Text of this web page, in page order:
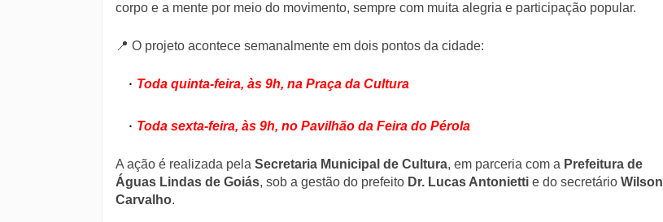
corpo e a mente por meio do movimento, sempre com muita alegria e participação popular.
📍 O projeto acontece semanalmente em dois pontos da cidade:
Toda quinta-feira, às 9h, na Praça da Cultura
Toda sexta-feira, às 9h, no Pavilhão da Feira do Pérola
A ação é realizada pela Secretaria Municipal de Cultura, em parceria com a Prefeitura de
Águas Lindas de Goiás, sob a gestão do prefeito Dr. Lucas Antonietti e do secretário Wilson
Carvalho.